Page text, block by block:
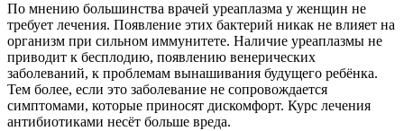
По мнению большинства врачей уреаплазма у женщин не
требует лечения. Появление этих бактерий никак не влияет на
организм при сильном иммунитете. Наличие уреаплазмы не
приводит к бесплодию, появлению венерических
заболеваний, к проблемам вынашивания будущего ребёнка.
Тем более, если это заболевание не сопровождается
симптомами, которые приносят дискомфорт. Курс лечения
антибиотиками несёт больше вреда.